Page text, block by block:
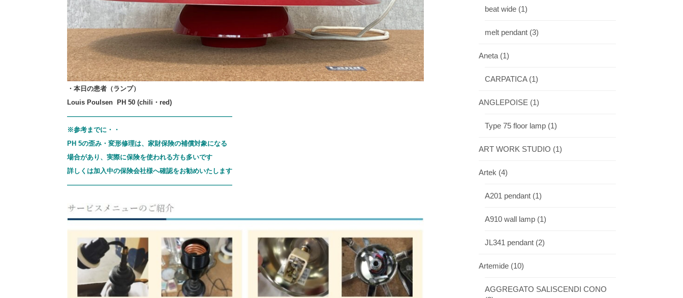
・本日の患者（ランプ）
Louis Poulsen PH 50 (chili・red)
—————————————————————————
※参考までに・・
PH 5の歪み・変形修理は、家財保険の補償対象になる
場合があり、 実際に保険を使われる方も多いです
詳しくは加入中の保険会社様へ確認をお勧めいたします
—————————————————————————
beat wide (1)
melt pendant (3)
Aneta (1)
CARPATICA(1)
ANGLEPOISE (1)
Type 75 floor lamp (1)
ART WORK STUDIO (1)
Artek (4)
A201 pendant (1)
A910 wall lamp (1)
JL341 pendant (2)
Artemide (10)
AGGREGATO SALISCENDI CONO